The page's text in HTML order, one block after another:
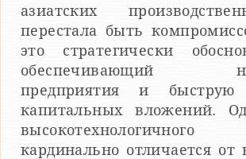
азиатских
перестала быть
это стратегически
обеспечивающий
предприятия и быструю
капитальных вложений.
высокотехнологичного
кардинально отличается от